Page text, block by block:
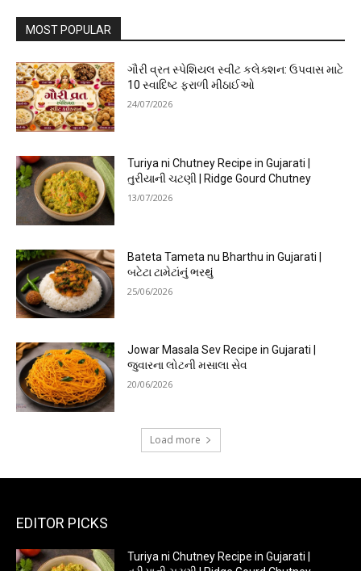
MOST POPULAR
ગૌરી વ્રત સ્પેશિયલ સ્વીટ કલેક્શન: ઉપવાસ માટે
10 સ્વાદિષ્ટ ફરાળી મીઠાઈઓ
24/07/2026
Turiya ni Chutney Recipe in Gujarati |
તુરીયાની ચટણી | Ridge Gourd Chutney
13/07/2026
Bateta Tameta nu Bharthu in Gujarati |
બટેટા ટામેટાંનું ભરથું
25/06/2026
Jowar Masala Sev Recipe in Gujarati |
જુવારના લોટની મસાલા સેવ
20/06/2026
Load more
EDITOR PICKS
Turiya ni Chutney Recipe in Gujarati |